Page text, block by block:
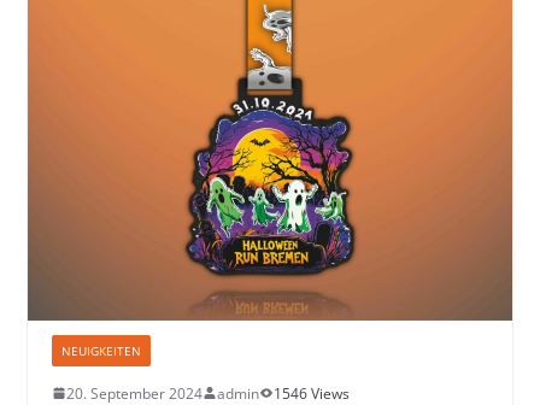
NEUIGKEITEN
20. September 2024 admin 1546 Views